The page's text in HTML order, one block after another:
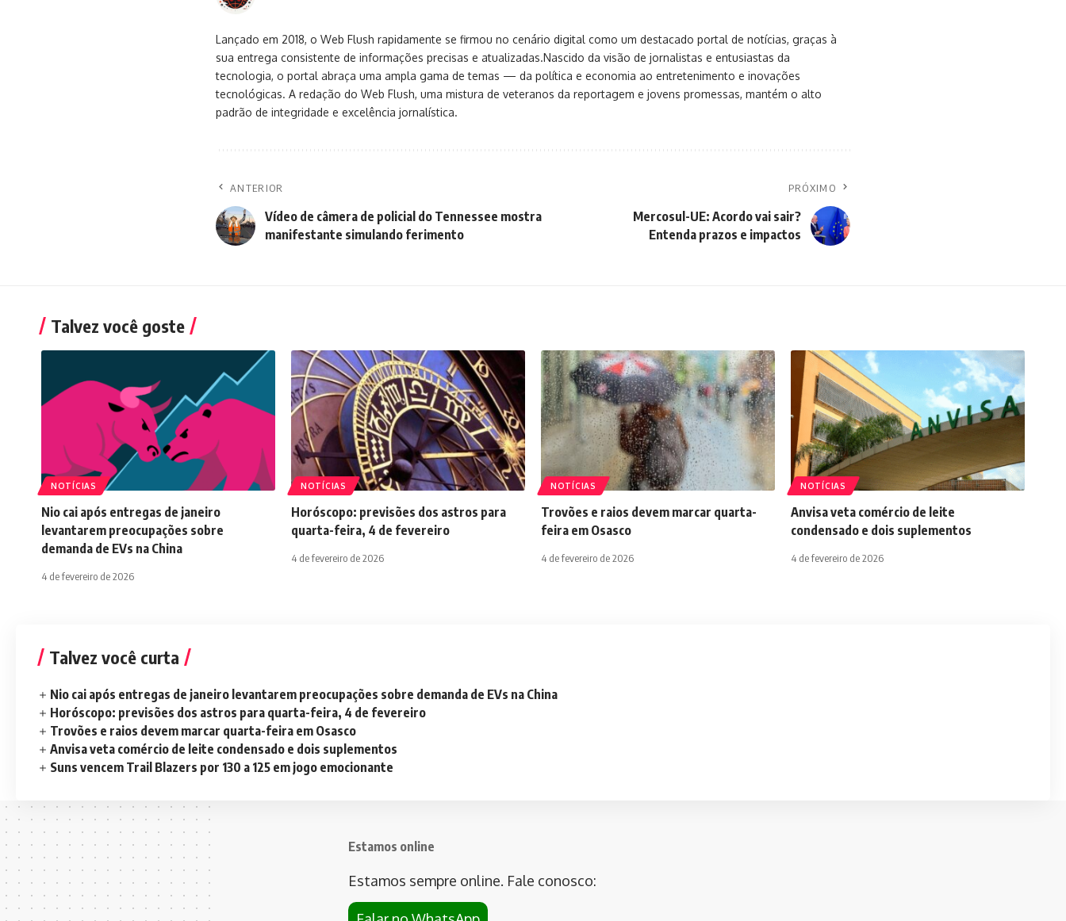
Lançado em 2018, o Web Flush rapidamente se firmou no cenário digital como um destacado portal de notícias, graças à
sua entrega consistente de informações precisas e atualizadas.Nascido da visão de jornalistas e entusiastas da
tecnologia, o portal abraça uma ampla gama de temas — da política e economia ao entretenimento e inovações
tecnológicas. A redação do Web Flush, uma mistura de veteranos da reportagem e jovens promessas, mantém o alto
padrão de integridade e excelência jornalística.
ANTERIOR
Vídeo de câmera de policial do Tennessee mostra
manifestante simulando ferimento
PRÓXIMO
Mercosul-UE: Acordo vai sair?
Entenda prazos e impactos
Talvez você goste
NOTÍCIAS
Nio cai após entregas de janeiro
levantarem preocupações sobre
demanda de EVs na China
4 de fevereiro de 2026
NOTÍCIAS
Horóscopo: previsões dos astros para
quarta-feira, 4 de fevereiro
4 de fevereiro de 2026
NOTÍCIAS
Trovões e raios devem marcar quarta-
feira em Osasco
4 de fevereiro de 2026
NOTÍCIAS
Anvisa veta comércio de leite
condensado e dois suplementos
4 de fevereiro de 2026
Talvez você curta
Nio cai após entregas de janeiro levantarem preocupações sobre demanda de EVs na China
Horóscopo: previsões dos astros para quarta-feira, 4 de fevereiro
Trovões e raios devem marcar quarta-feira em Osasco
Anvisa veta comércio de leite condensado e dois suplementos
Suns vencem Trail Blazers por 130 a 125 em jogo emocionante
Estamos online
Estamos sempre online. Fale conosco: